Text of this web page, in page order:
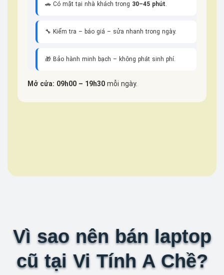
🚗 Có mặt tại nhà khách trong 30–45 phút.
🔧 Kiểm tra – báo giá – sửa nhanh trong ngày.
🎁 Bảo hành minh bạch – không phát sinh phí.
Mở cửa: 09h00 – 19h30 mỗi ngày.
Vì sao nên bán laptop
cũ tại Vi Tính A Chề?